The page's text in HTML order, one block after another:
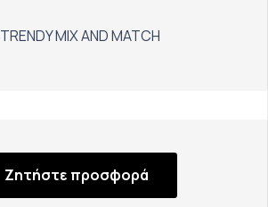
TRENDY MIX AND MATCH
Ζητήστε προσφορά